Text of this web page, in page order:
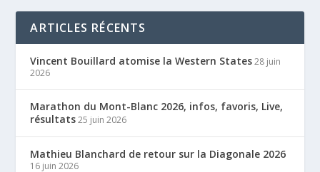
ARTICLES RÉCENTS
Vincent Bouillard atomise la Western States 28 juin
2026
Marathon du Mont-Blanc 2026, infos, favoris, Live,
résultats 25 juin 2026
Mathieu Blanchard de retour sur la Diagonale 2026
16 juin 2026